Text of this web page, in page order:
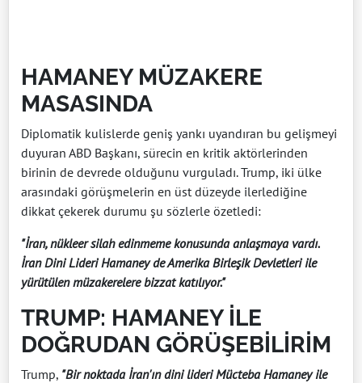
HAMANEY MÜZAKERE
MASASINDA
Diplomatik kulislerde geniş yankı uyandıran bu gelişmeyi
duyuran ABD Başkanı, sürecin en kritik aktörlerinden
birinin de devrede olduğunu vurguladı. Trump, iki ülke
arasındaki görüşmelerin en üst düzeyde ilerlediğine
dikkat çekerek durumu şu sözlerle özetledi:
"İran, nükleer silah edinmeme konusunda anlaşmaya vardı.
İran Dini Lideri Hamaney de Amerika Birleşik Devletleri ile
yürütülen müzakerelere bizzat katılıyor."
TRUMP: HAMANEY İLE
DOĞRUDAN GÖRÜŞEBİLİRİM
Trump, "Bir noktada İran'ın dini lideri Mücteba Hamaney ile